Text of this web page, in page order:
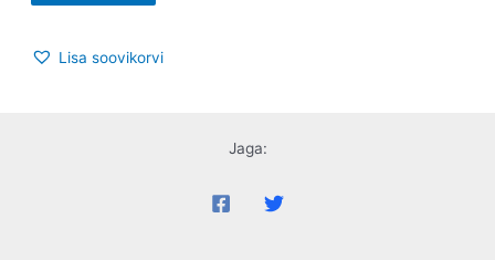
Lisa soovikorvi
Jaga: